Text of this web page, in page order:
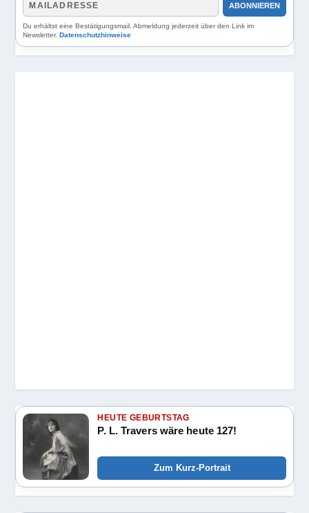
ABONNIEREN
Du erhältst eine Bestätigungsmail. Abmeldung jederzeit über den Link im
Newsletter.Datenschutzhinweise
HEUTE GEBURTSTAG
P. L. Travers wäre heute 127!
Zum Kurz-Portrait